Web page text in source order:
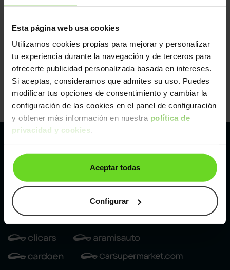
Esta página web usa cookies
Utilizamos cookies propias para mejorar y personalizar
tu experiencia durante la navegación y de terceros para
ofrecerte publicidad personalizada basada en intereses.
Si aceptas, consideramos que admites su uso. Puedes
modificar tus opciones de consentimiento y cambiar la
configuración de las cookies en el panel de configuración
y obtener más información en nuestra política de
privacidad y cookies.
Aceptar todas
Configurar
Pertenecemos al líder europeo de
compraventa de coches online
Con sede en: España, Francia, Bélgica, Reino Unido, Austria
e Italia.
¡Vendemos 1 coche por minuto!